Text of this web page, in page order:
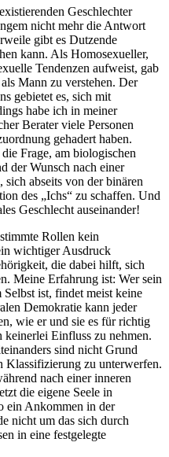
Geschlechter
nicht mehr die Antwort
gibt es Dutzende
kann. Als Homosexueller,
Tendenzen aufweist, gab
Mann zu verstehen. Der
gebietet es, sich mit
habe ich in meiner
Berater viele Personen
gehadert haben.
Frage, am biologischen
der Wunsch nach einer
abseits von der binären
des „Ichs“ zu schaffen. Und
Geschlecht auseinander!
Rollen kein
wichtiger Ausdruck
die dabei hilft, sich
Meine Erfahrung ist: Wer sein
ist, findet meist keine
Demokratie kann jeder
wie er und sie es für richtig
Einfluss zu nehmen.
sind nicht Grund
Klassifizierung zu unterwerfen.
nach einer inneren
die eigene Seele in
ein Ankommen in der
nicht um das sich durch
in eine festgelegte